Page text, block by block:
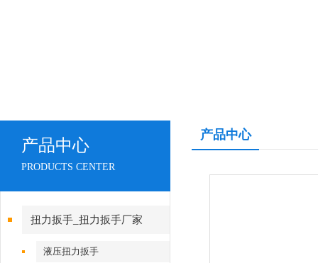
产品中心
PRODUCTS CENTER
扭力扳手_扭力扳手厂家
液压扭力扳手
产品中心